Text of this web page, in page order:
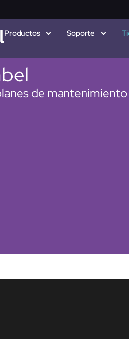
Productos Soporte
de mantenimiento